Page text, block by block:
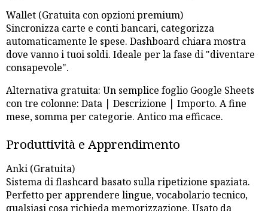
Wallet (Gratuita con opzioni premium)
Sincronizza carte e conti bancari, categorizza
automaticamente le spese. Dashboard chiara mostra
dove vanno i tuoi soldi. Ideale per la fase di "diventare
consapevole".
Alternativa gratuita: Un semplice foglio Google Sheets
con tre colonne: Data | Descrizione | Importo. A fine
mese, somma per categorie. Antico ma efficace.
Produttività e Apprendimento
Anki (Gratuita)
Sistema di flashcard basato sulla ripetizione spaziata.
Perfetto per apprendere lingue, vocabolario tecnico,
qualsiasi cosa richieda memorizzazione. Usato da